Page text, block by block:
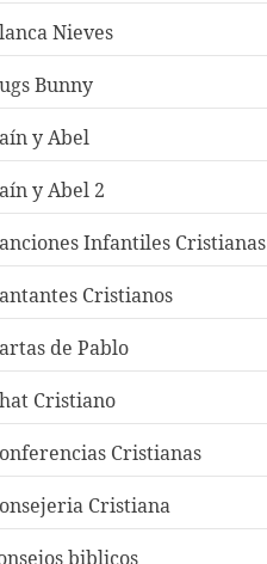
Nieves
Bunny
y Abel
y Abel 2
Infantiles Cristianas
Cristianos
de Pablo
Cristiano
Cristianas
Cristiana
biblicos